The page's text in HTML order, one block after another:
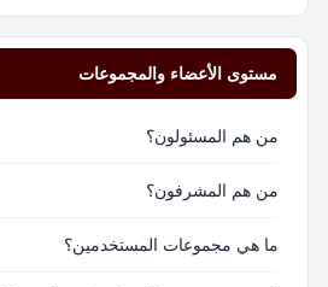
مستوى الأعضاء والمجموعات
من هم المسئولون؟
من هم المشرفون؟
ما هي مجموعات المستخدمين؟